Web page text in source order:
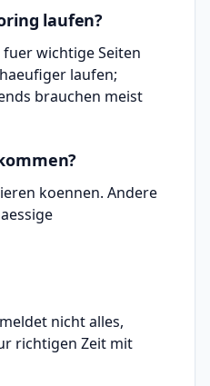
laufen?
fuer wichtige Seiten
laufen;
brauchen meist
koennen. Andere
nicht alles,
richtigen Zeit mit